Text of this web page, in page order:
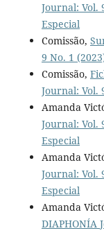
Journal: Vol.
Especial
Comissão,
9 No. 1
Comissão,
Journal: Vol.
Amanda
Journal: Vol.
Especial
Amanda
Journal: Vol.
Especial
Amanda
DIAPHONÍA